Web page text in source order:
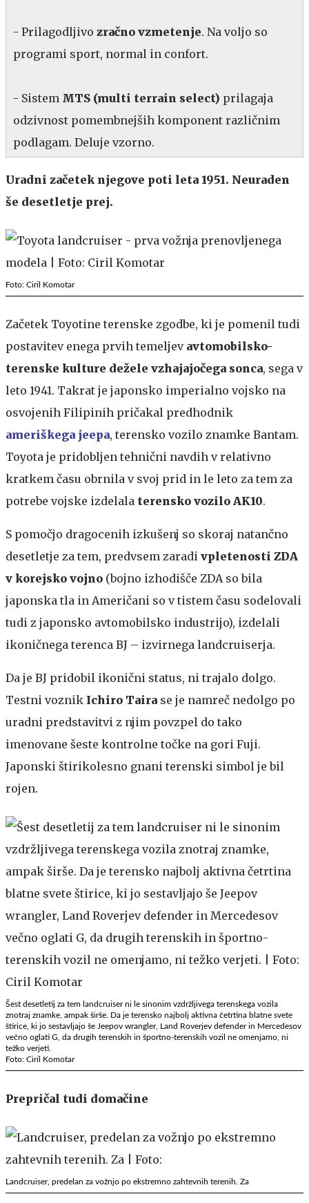
- Prilagodljivo zračno vzmetenje. Na voljo so
programi sport, normal in confort.
- Sistem MTS (multi terrain select) prilagaja
odzivnost pomembnejših komponent različnim
podlagam. Deluje vzorno.
Uradni začetek njegove poti leta 1951. Neuraden
še desetletje prej.
Foto: Ciril Komotar
Začetek Toyotine terenske zgodbe, ki je pomenil tudi
postavitev enega prvih temeljev avtomobilsko-
terenske kulture dežele vzhajajočega sonca, sega v
leto 1941. Takrat je japonsko imperialno vojsko na
osvojenih Filipinih pričakal predhodnik
ameriškega jeepa, terensko vozilo znamke Bantam.
Toyota je pridobljen tehnični navdih v relativno
kratkem času obrnila v svoj prid in le leto za tem za
potrebe vojske izdelala terensko vozilo AK10.
S pomočjo dragocenih izkušenj so skoraj natančno
desetletje za tem, predvsem zaradi vpletenosti ZDA
v korejsko vojno (bojno izhodišče ZDA so bila
japonska tla in Američani so v tistem času sodelovali
tudi z japonsko avtomobilsko industrijo), izdelali
ikoničnega terenca BJ – izvirnega landcruiserja.
Da je BJ pridobil ikonični status, ni trajalo dolgo.
Testni voznik Ichiro Taira se je namreč nedolgo po
uradni predstavitvi z njim povzpel do tako
imenovane šeste kontrolne točke na gori Fuji.
Japonski štirikolesno gnani terenski simbol je bil
rojen.
Šest desetletij za tem landcruiser ni le sinonim vzdržljivega terenskega vozila
znotraj znamke, ampak širše. Da je terensko najbolj aktivna četrtina blatne svete
štirice, ki jo sestavljajo še Jeepov wrangler, Land Roverjev defender in Mercedesov
večno oglati G, da drugih terenskih in športno-terenskih vozil ne omenjamo, ni
težko verjeti.
Foto: Ciril Komotar
Prepričal tudi domačine
Landcruiser, predelan za vožnjo po ekstremno zahtevnih terenih. Za